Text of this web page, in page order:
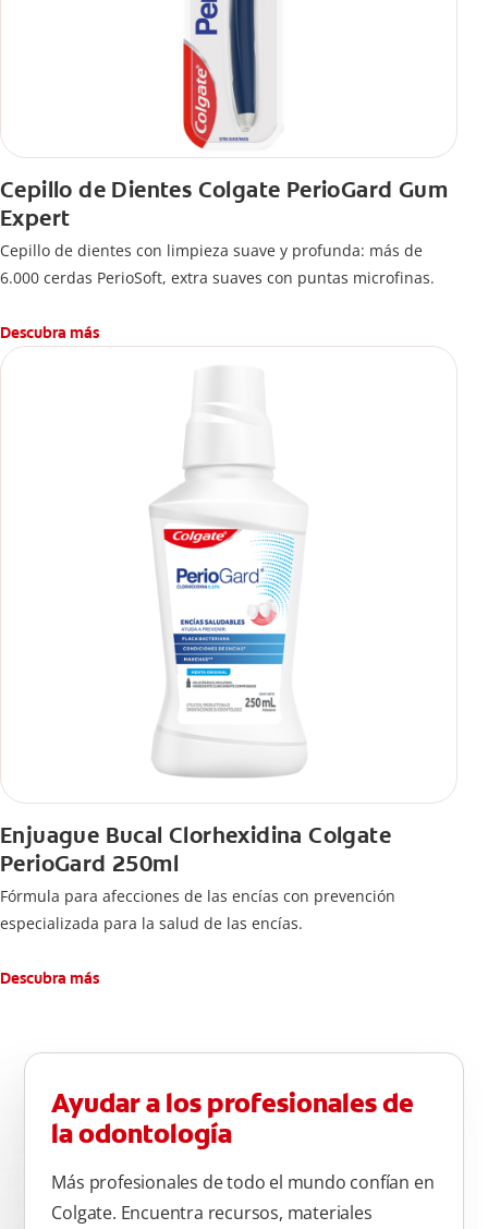
Cepillo de Dientes Colgate PerioGard Gum
Expert
Cepillo de dientes con limpieza suave y profunda: más de
6.000 cerdas PerioSoft, extra suaves con puntas microfinas.
Descubra más
Enjuague Bucal Clorhexidina Colgate
PerioGard 250ml
Fórmula para afecciones de las encías con prevención
especializada para la salud de las encías.
Descubra más
Ayudar a los profesionales de
la odontología
Más profesionales de todo el mundo confían en
Colgate. Encuentra recursos, materiales